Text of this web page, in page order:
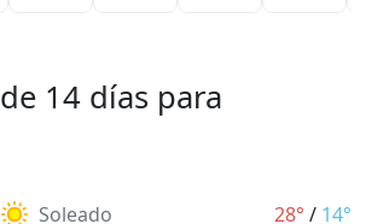
14 días para
Soleado 28° / 14°